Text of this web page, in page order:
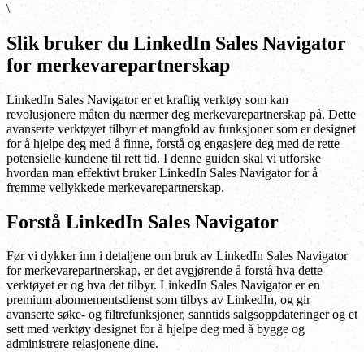
\
Slik bruker du LinkedIn Sales Navigator
for merkevarepartnerskap
LinkedIn Sales Navigator er et kraftig verktøy som kan
revolusjonere måten du nærmer deg merkevarepartnerskap på. Dette
avanserte verktøyet tilbyr et mangfold av funksjoner som er designet
for å hjelpe deg med å finne, forstå og engasjere deg med de rette
potensielle kundene til rett tid. I denne guiden skal vi utforske
hvordan man effektivt bruker LinkedIn Sales Navigator for å
fremme vellykkede merkevarepartnerskap.
Forstå LinkedIn Sales Navigator
Før vi dykker inn i detaljene om bruk av LinkedIn Sales Navigator
for merkevarepartnerskap, er det avgjørende å forstå hva dette
verktøyet er og hva det tilbyr. LinkedIn Sales Navigator er en
premium abonnementsdienst som tilbys av LinkedIn, og gir
avanserte søke- og filtrefunksjoner, sanntids salgsoppdateringer og et
sett med verktøy designet for å hjelpe deg med å bygge og
administrere relasjonene dine.